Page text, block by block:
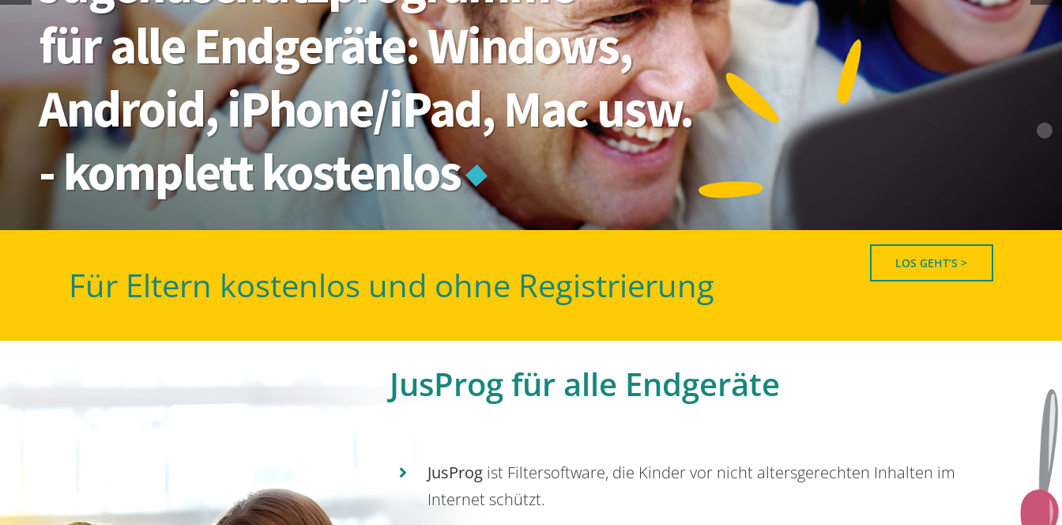
- komplett kostenlos
Android, iPhone/iPad, Mac usw.
für alle Endgeräte: Windows,
Für Eltern kostenlos und ohne Registrierung
LOS GEHT’S >
JusProg für alle Endgeräte
JusProgist Filtersoftware, die Kinder vor nicht altersgerechten Inhalten im
Internet schützt.